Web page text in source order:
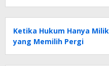
Ketika Hukum Hanya
yang Memilih Pergi